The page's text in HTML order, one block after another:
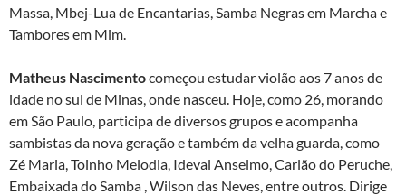
Massa, Mbej-Lua de Encantarias, Samba Negras em Marcha e
Tambores em Mim.
Matheus Nascimentocomeçou estudar violão aos 7 anos de
idade no sul de Minas, onde nasceu. Hoje, como 26, morando
em São Paulo, participa de diversos grupos e acompanha
sambistas da nova geração e também da velha guarda, como
Zé Maria, Toinho Melodia, Ideval Anselmo, Carlão do Peruche,
Embaixada do Samba , Wilson das Neves, entre outros. Dirige